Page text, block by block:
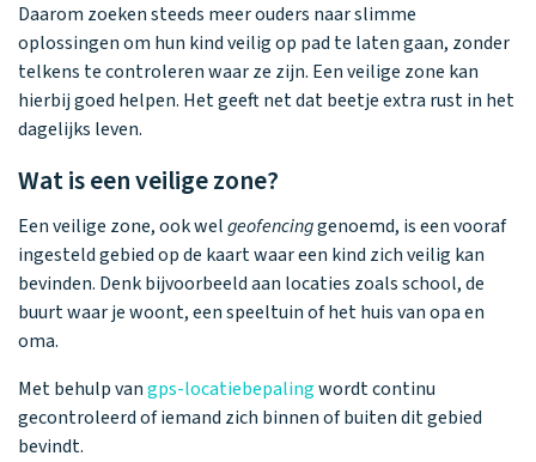
Daarom zoeken steeds meer ouders naar slimme
oplossingen om hun kind veilig op pad te laten gaan, zonder
telkens te controleren waar ze zijn. Een veilige zone kan
hierbij goed helpen. Het geeft net dat beetje extra rust in het
dagelijks leven.
Wat is een veilige zone?
Een veilige zone, ook welgeofencinggenoemd, is een vooraf
ingesteld gebied op de kaart waar een kind zich veilig kan
bevinden. Denk bijvoorbeeld aan locaties zoals school, de
buurt waar je woont, een speeltuin of het huis van opa en
oma.
Met behulp vangps-locatiebepalingwordt continu
gecontroleerd of iemand zich binnen of buiten dit gebied
bevindt.